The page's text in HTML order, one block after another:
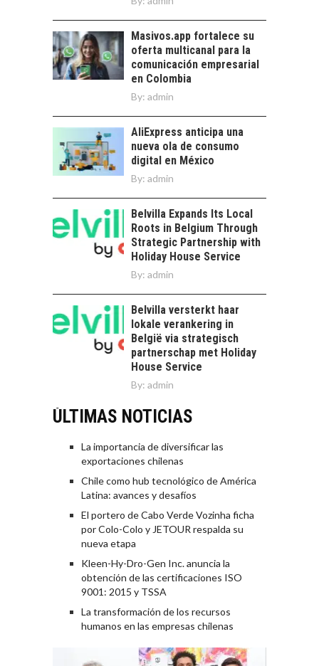
pymes en Chile:
alternativas que
trascienden el
crédito…
Masivos.app fortalece su
oferta multicanal para la
comunicación empresarial
en Colombia
By: admin
AliExpress anticipa una
nueva ola de consumo
digital en México
By: admin
Belvilla Expands Its Local
Roots in Belgium Through
Strategic Partnership with
Holiday House Service
By: admin
Belvilla versterkt haar
lokale verankering in
België via strategisch
partnerschap met Holiday
House Service
By: admin
ÚLTIMAS NOTICIAS
La importancia de diversificar las
exportaciones chilenas
Chile como hub tecnológico de América
Latina: avances y desafíos
El portero de Cabo Verde Vozinha ficha
por Colo-Colo y JETOUR respalda su
nueva etapa
Kleen-Hy-Dro-Gen Inc. anuncia la
obtención de las certificaciones ISO
9001: 2015 y TSSA
La transformación de los recursos
humanos en las empresas chilenas